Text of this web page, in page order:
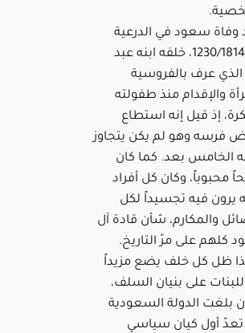
وفاة سعود في الدرعية
عام 1230/1814، خلفه ابنه عبد
الذي عرف بالفروسية
والإقدام منذ طفولته
إذ قيل إنه استطاع
فرسه وهو لم يكن يتجاوز
الخامس بعد. كما كان
محبوباً، وكان كل أفراد
يرون فيه تجسيداً لكل
والمكارم، شأن قادة آل
كلهم على مرّ التاريخ.
ظل كل خلف يضع مزيداً
على بنيان السلف،
بلغت الدولة السعودية
تعدّ أول كيان سياسي